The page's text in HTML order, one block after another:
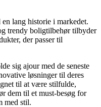
lang historie i markedet.
trendy boligtilbehør tilbyder
der passer til
sig ajour med de seneste
løsninger til deres
til at være stilfulde,
dem til et must-besøg for
med stil.